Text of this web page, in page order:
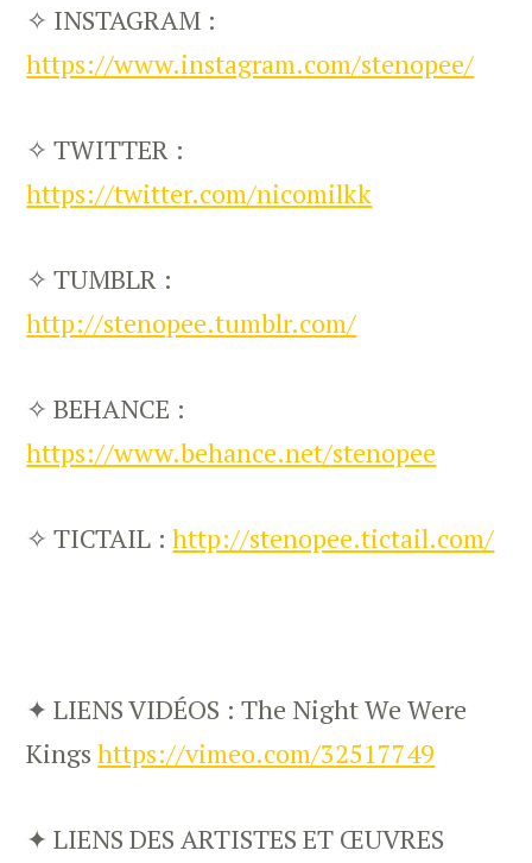
✧ INSTAGRAM :
https://www.instagram.com/stenopee/
✧ TWITTER :
https://twitter.com/nicomilkk
✧ TUMBLR :
http://stenopee.tumblr.com/
✧ BEHANCE :
https://www.behance.net/stenopee
✧ TICTAIL :http://stenopee.tictail.com/
✦ LIENS VIDÉOS : The Night We Were
Kingshttps://vimeo.com/32517749
✦ LIENS DES ARTISTES ET ŒUVRES